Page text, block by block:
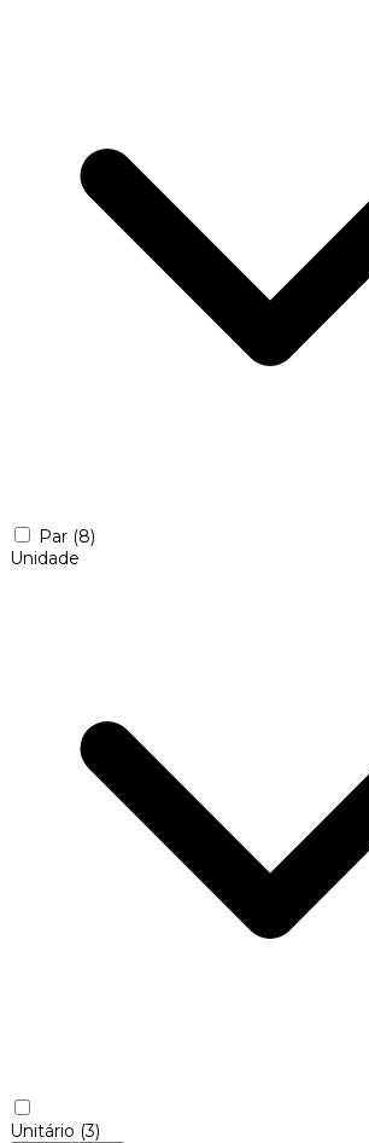
Par (8)
Unidade
Unitário (3)